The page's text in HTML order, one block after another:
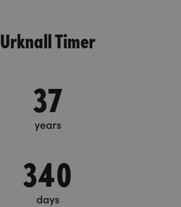
Urknall Timer
37
years
340
days